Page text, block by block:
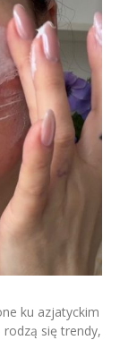
ku azjatyckim
się trendy,